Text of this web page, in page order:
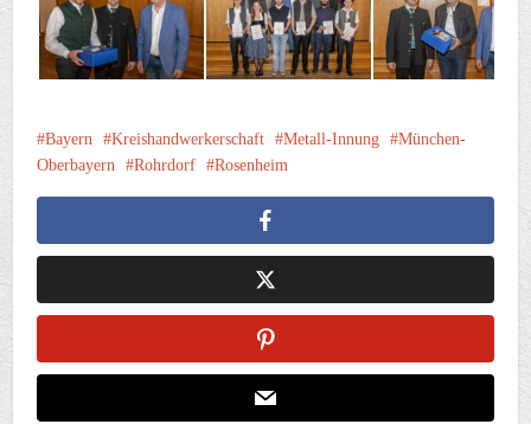
Bayern Kreishandwerkerschaft Metall-Innung
München-
Oberbayern
Rohrdorf Rosenheim